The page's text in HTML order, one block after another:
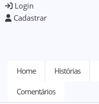
Login
Cadastrar
Home Histórias
Comentários